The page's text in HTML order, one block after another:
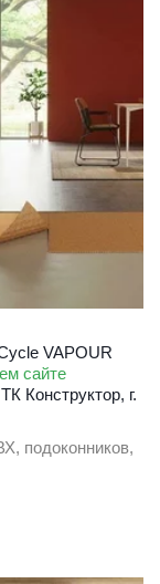
VAPOUR
сайте
Конструктор, г.
подоконников,